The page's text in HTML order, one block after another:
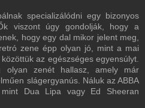
specializálódni egy bizonyos
viszont úgy gondolják, hogy a
hogy egy dal mikor jelent meg,
zene épp olyan jó, mint a mai
az egészséges egyensúlyt.
olyan zenét hallasz, amely már
slágergyanús. Náluk az ABBA
Dua Lipa vagy Ed Sheeran